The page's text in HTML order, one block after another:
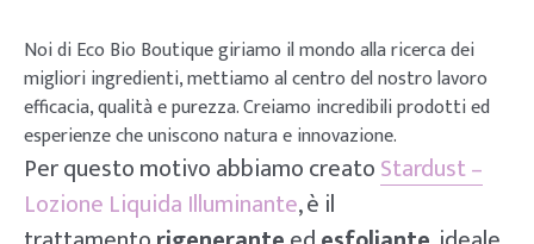
Noi di Eco Bio Boutique giriamo il mondo alla ricerca dei
migliori ingredienti, mettiamo al centro del nostro lavoro
efficacia, qualità e purezza. Creiamo incredibili prodotti ed
esperienze che uniscono natura e innovazione.
Per questo motivo abbiamo creatoStardust –
Lozione Liquida Illuminante, è il